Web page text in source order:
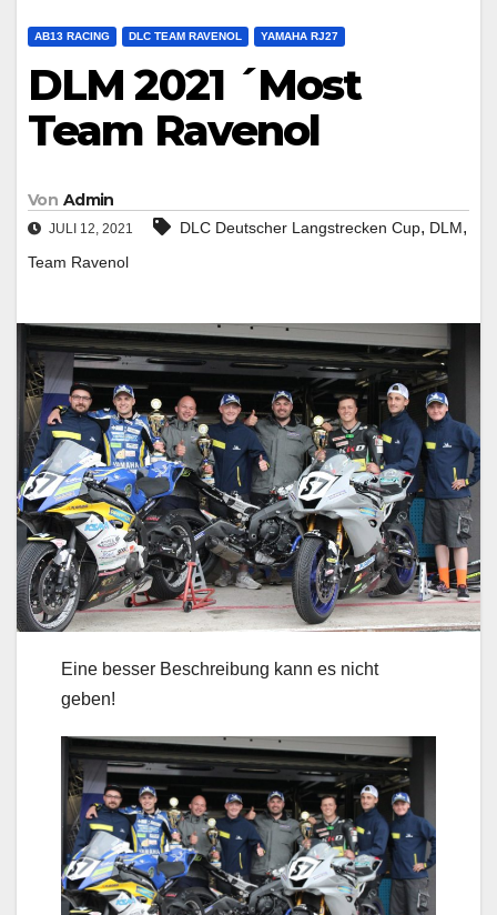
AB13 RACING DLC TEAM RAVENOL YAMAHA RJ27
DLM 2021 ´Most
Team Ravenol
Von Admin
JULI 12, 2021 DLC Deutscher Langstrecken Cup, DLM,
Team Ravenol
Eine besser Beschreibung kann es nicht
geben!